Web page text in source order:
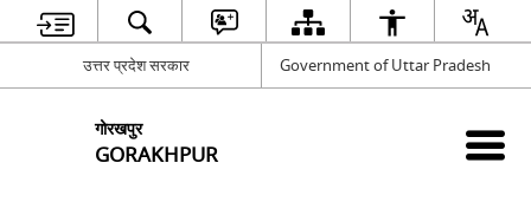
उत्तर प्रदेश सरकार Government of Uttar Pradesh
गोरखपुर
GORAKHPUR